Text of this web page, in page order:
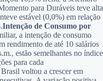
para Duráveis teve alta
estável (0,0%) em relação
Intenção de Consumo por
a intenção de consumo
rendimento de até 10 salários
estão semelhantes no índice
para cada
voltou a crescer em